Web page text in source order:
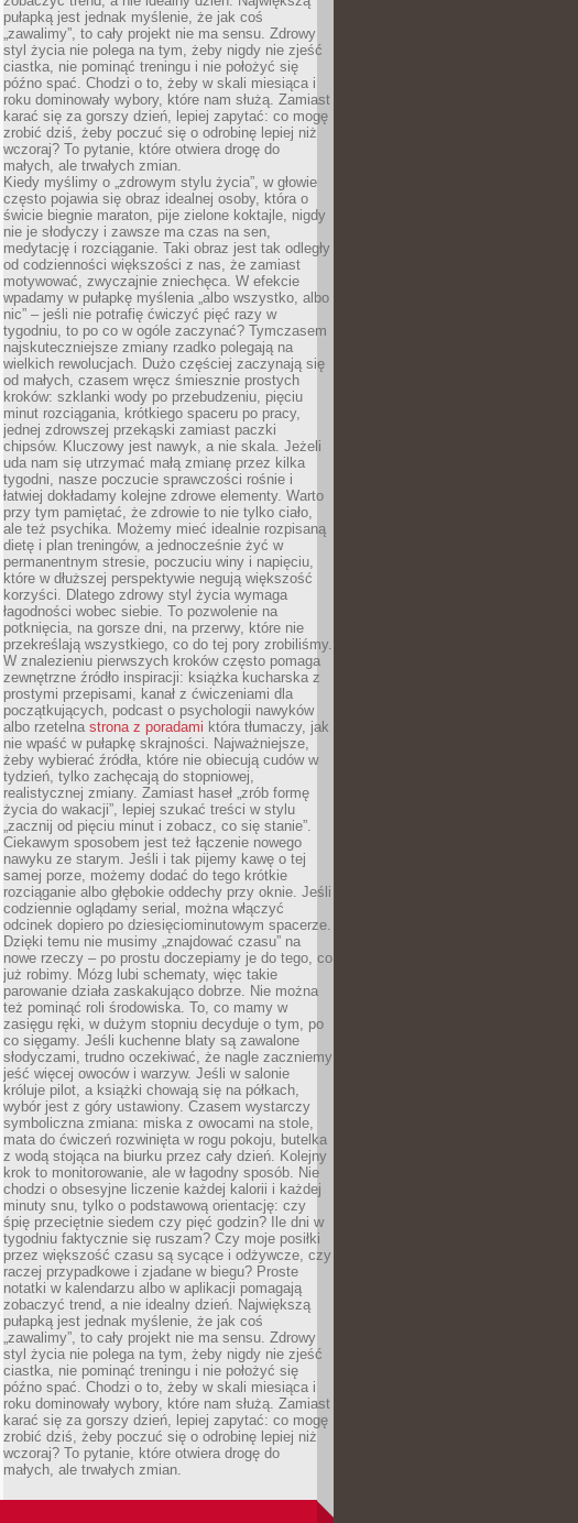
pułapką jest jednak myślenie, że jak coś
„zawalimy”, to cały projekt nie ma sensu. Zdrowy
styl życia nie polega na tym, żeby nigdy nie zjeść
ciastka, nie pominąć treningu i nie położyć się
późno spać. Chodzi o to, żeby w skali miesiąca i
roku dominowały wybory, które nam służą. Zamiast
karać się za gorszy dzień, lepiej zapytać: co mogę
zrobić dziś, żeby poczuć się o odrobinę lepiej niż
wczoraj? To pytanie, które otwiera drogę do
małych, ale trwałych zmian.
Kiedy myślimy o „zdrowym stylu życia”, w głowie
często pojawia się obraz idealnej osoby, która o
świcie biegnie maraton, pije zielone koktajle, nigdy
nie je słodyczy i zawsze ma czas na sen,
medytację i rozciąganie. Taki obraz jest tak odległy
od codzienności większości z nas, że zamiast
motywować, zwyczajnie zniechęca. W efekcie
wpadamy w pułapkę myślenia „albo wszystko, albo
nic” – jeśli nie potrafię ćwiczyć pięć razy w
tygodniu, to po co w ogóle zaczynać? Tymczasem
najskuteczniejsze zmiany rzadko polegają na
wielkich rewolucjach. Dużo częściej zaczynają się
od małych, czasem wręcz śmiesznie prostych
kroków: szklanki wody po przebudzeniu, pięciu
minut rozciągania, krótkiego spaceru po pracy,
jednej zdrowszej przekąski zamiast paczki
chipsów. Kluczowy jest nawyk, a nie skala. Jeżeli
uda nam się utrzymać małą zmianę przez kilka
tygodni, nasze poczucie sprawczości rośnie i
łatwiej dokładamy kolejne zdrowe elementy. Warto
przy tym pamiętać, że zdrowie to nie tylko ciało,
ale też psychika. Możemy mieć idealnie rozpisaną
dietę i plan treningów, a jednocześnie żyć w
permanentnym stresie, poczuciu winy i napięciu,
które w dłuższej perspektywie negują większość
korzyści. Dlatego zdrowy styl życia wymaga
łagodności wobec siebie. To pozwolenie na
potknięcia, na gorsze dni, na przerwy, które nie
przekreślają wszystkiego, co do tej pory zrobiliśmy.
W znalezieniu pierwszych kroków często pomaga
zewnętrzne źródło inspiracji: książka kucharska z
prostymi przepisami, kanał z ćwiczeniami dla
początkujących, podcast o psychologii nawyków
albo rzetelna strona z poradami która tłumaczy, jak
nie wpaść w pułapkę skrajności. Najważniejsze,
żeby wybierać źródła, które nie obiecują cudów w
tydzień, tylko zachęcają do stopniowej,
realistycznej zmiany. Zamiast haseł „zrób formę
życia do wakacji”, lepiej szukać treści w stylu
„zacznij od pięciu minut i zobacz, co się stanie”.
Ciekawym sposobem jest też łączenie nowego
nawyku ze starym. Jeśli i tak pijemy kawę o tej
samej porze, możemy dodać do tego krótkie
rozciąganie albo głębokie oddechy przy oknie. Jeśli
codziennie oglądamy serial, można włączyć
odcinek dopiero po dziesięciominutowym spacerze.
Dzięki temu nie musimy „znajdować czasu” na
nowe rzeczy – po prostu doczepiamy je do tego, co
już robimy. Mózg lubi schematy, więc takie
parowanie działa zaskakująco dobrze. Nie można
też pominąć roli środowiska. To, co mamy w
zasięgu ręki, w dużym stopniu decyduje o tym, po
co sięgamy. Jeśli kuchenne blaty są zawalone
słodyczami, trudno oczekiwać, że nagle zaczniemy
jeść więcej owoców i warzyw. Jeśli w salonie
króluje pilot, a książki chowają się na półkach,
wybór jest z góry ustawiony. Czasem wystarczy
symboliczna zmiana: miska z owocami na stole,
mata do ćwiczeń rozwinięta w rogu pokoju, butelka
z wodą stojąca na biurku przez cały dzień. Kolejny
krok to monitorowanie, ale w łagodny sposób. Nie
chodzi o obsesyjne liczenie każdej kalorii i każdej
minuty snu, tylko o podstawową orientację: czy
śpię przeciętnie siedem czy pięć godzin? Ile dni w
tygodniu faktycznie się ruszam? Czy moje posiłki
przez większość czasu są sycące i odżywcze, czy
raczej przypadkowe i zjadane w biegu? Proste
notatki w kalendarzu albo w aplikacji pomagają
zobaczyć trend, a nie idealny dzień. Największą
pułapką jest jednak myślenie, że jak coś
„zawalimy”, to cały projekt nie ma sensu. Zdrowy
styl życia nie polega na tym, żeby nigdy nie zjeść
ciastka, nie pominąć treningu i nie położyć się
późno spać. Chodzi o to, żeby w skali miesiąca i
roku dominowały wybory, które nam służą. Zamiast
karać się za gorszy dzień, lepiej zapytać: co mogę
zrobić dziś, żeby poczuć się o odrobinę lepiej niż
wczoraj? To pytanie, które otwiera drogę do
małych, ale trwałych zmian.